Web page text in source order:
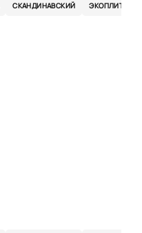
СКАНДИНАВСКИЙ ЭКОПЛИТА